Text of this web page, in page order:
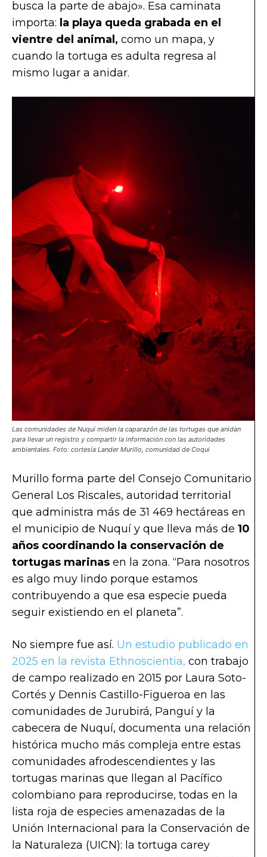
busca la parte de abajo». Esa caminata
importa: la playa queda grabada en el
vientre del animal, como un mapa, y
cuando la tortuga es adulta regresa al
mismo lugar a anidar.
Las comunidades de Nuquí miden la caparazón de las tortugas que anidan
para llevar un registro y compartir la información con las autoridades
ambientales. Foto: cortesía Lander Murillo, comunidad de Coqui
Murillo forma parte del Consejo Comunitario
General Los Riscales, autoridad territorial
que administra más de 31 469 hectáreas en
el municipio de Nuquí y que lleva más de 10
años coordinando la conservación de
tortugas marinas en la zona. “Para nosotros
es algo muy lindo porque estamos
contribuyendo a que esa especie pueda
seguir existiendo en el planeta”.
No siempre fue así. Un estudio publicado en
2025 en la revista Ethnoscientia, con trabajo
de campo realizado en 2015 por Laura Soto-
Cortés y Dennis Castillo-Figueroa en las
comunidades de Jurubirá, Panguí y la
cabecera de Nuquí, documenta una relación
histórica mucho más compleja entre estas
comunidades afrodescendientes y las
tortugas marinas que llegan al Pacífico
colombiano para reproducirse, todas en la
lista roja de especies amenazadas de la
Unión Internacional para la Conservación de
la Naturaleza (UICN): la tortuga carey